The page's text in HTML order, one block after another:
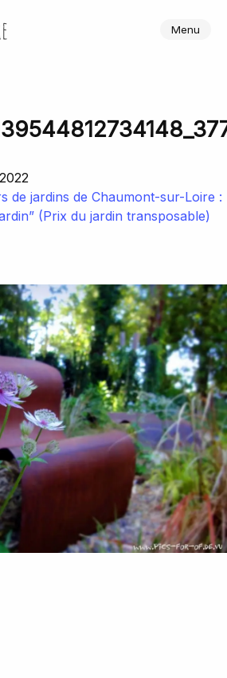
Menu
de jardins de Chaumont-sur-Loire :
(Prix du jardin transposable)